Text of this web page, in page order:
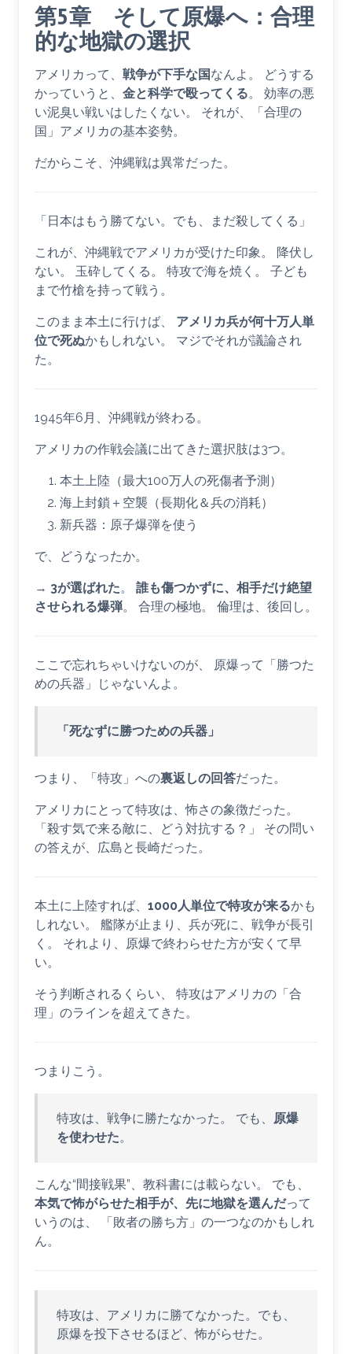
第5章 そして原爆へ：合理
的な地獄の選択
アメリカって、 戦争が下手な国なんよ。 どうする
かっていうと、 金と科学で殴ってくる。 効率の悪
い泥臭い戦いはしたくない。 それが、「合理の
国」アメリカの基本姿勢。
だからこそ、沖縄戦は異常だった。
「日本はもう勝てない。でも、まだ殺してくる」
これが、沖縄戦でアメリカが受けた印象。 降伏し
ない。 玉砕してくる。 特攻で海を焼く。 子ども
まで竹槍を持って戦う。
このまま本土に行けば、 アメリカ兵が何十万人単
位で死ぬかもしれない。 マジでそれが議論され
た。
1945年6月、沖縄戦が終わる。
アメリカの作戦会議に出てきた選択肢は3つ。
本土上陸（最大100万人の死傷者予測）
海上封鎖＋空襲（長期化＆兵の消耗）
新兵器：原子爆弾を使う
で、どうなったか。
→ 3が選ばれた。 誰も傷つかずに、相手だけ絶望
させられる爆弾。 合理の極地。 倫理は、後回し。
ここで忘れちゃいけないのが、 原爆って「勝つた
めの兵器」じゃないんよ。
「死なずに勝つための兵器」
つまり、「特攻」への裏返しの回答だった。
アメリカにとって特攻は、怖さの象徴だった。
「殺す気で来る敵に、どう対抗する？」 その問い
の答えが、広島と長崎だった。
本土に上陸すれば、 1000人単位で特攻が来るかも
しれない。 艦隊が止まり、兵が死に、戦争が長引
く。 それより、原爆で終わらせた方が安くて早
い。
そう判断されるくらい、 特攻はアメリカの「合
理」のラインを超えてきた。
つまりこう。
特攻は、戦争に勝たなかった。 でも、 原爆
を使わせた。
こんな“間接戦果”、教科書には載らない。 でも、
本気で怖がらせた相手が、先に地獄を選んだって
いうのは、 「敗者の勝ち方」の一つなのかもしれ
ん。
特攻は、アメリカに勝てなかった。でも、
原爆を投下させるほど、怖がらせた。